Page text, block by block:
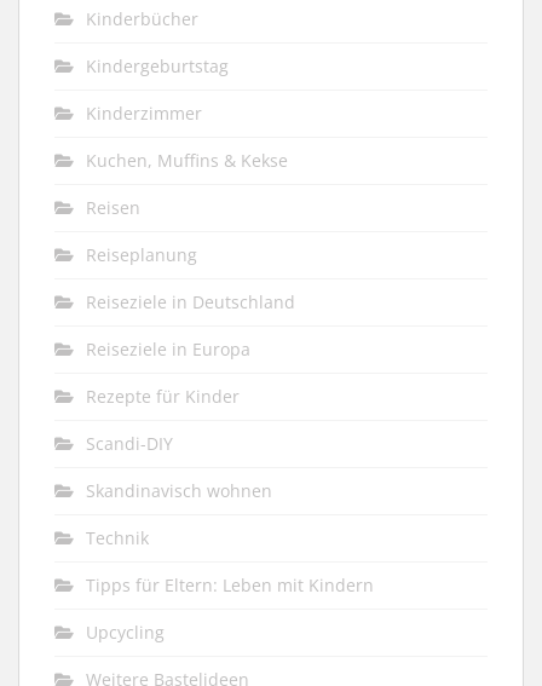
Kinderbücher
Kindergeburtstag
Kinderzimmer
Kuchen, Muffins & Kekse
Reisen
Reiseplanung
Reiseziele in Deutschland
Reiseziele in Europa
Rezepte für Kinder
Scandi-DIY
Skandinavisch wohnen
Technik
Tipps für Eltern: Leben mit Kindern
Upcycling
Weitere Bastelideen